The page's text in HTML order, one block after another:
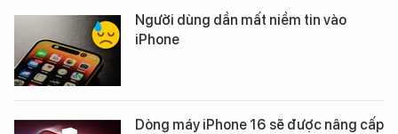
Người dùng dần mất niềm tin vào
iPhone
Dòng máy iPhone 16 sẽ được nâng cấp